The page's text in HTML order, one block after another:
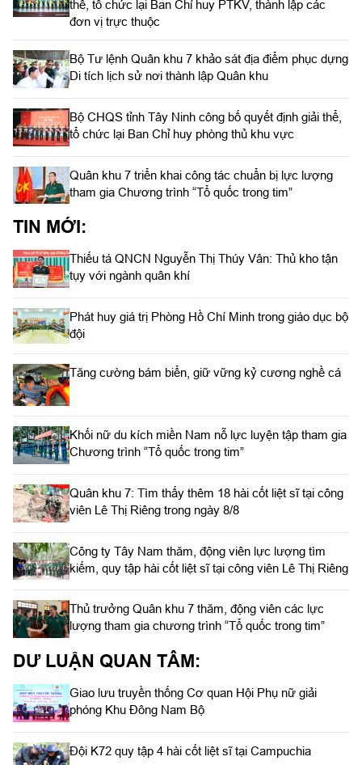
thể, tổ chức lại Ban Chỉ huy PTKV, thành lập các
đơn vị trực thuộc
Bộ Tư lệnh Quân khu 7 khảo sát địa điểm phục dựng
Di tích lịch sử nơi thành lập Quân khu
Bộ CHQS tỉnh Tây Ninh công bố quyết định giải thể,
tổ chức lại Ban Chỉ huy phòng thủ khu vực
Quân khu 7 triển khai công tác chuẩn bị lực lượng
tham gia Chương trình “Tổ quốc trong tim”
TIN MỚI:
Thiếu tá QNCN Nguyễn Thị Thúy Vân: Thủ kho tận
tụy với ngành quân khí
Phát huy giá trị Phòng Hồ Chí Minh trong giáo dục bộ
đội
Tăng cường bám biển, giữ vững kỷ cương nghề cá
Khối nữ du kích miền Nam nỗ lực luyện tập tham gia
Chương trình “Tổ quốc trong tim”
Quân khu 7: Tìm thấy thêm 18 hài cốt liệt sĩ tại công
viên Lê Thị Riêng trong ngày 8/8
Công ty Tây Nam thăm, động viên lực lượng tìm
kiếm, quy tập hài cốt liệt sĩ tại công viên Lê Thị Riêng
Thủ trưởng Quân khu 7 thăm, động viên các lực
lượng tham gia chương trình “Tổ quốc trong tim”
DƯ LUẬN QUAN TÂM:
Giao lưu truyền thống Cơ quan Hội Phụ nữ giải
phóng Khu Đông Nam Bộ
Đội K72 quy tập 4 hài cốt liệt sĩ tại Campuchia